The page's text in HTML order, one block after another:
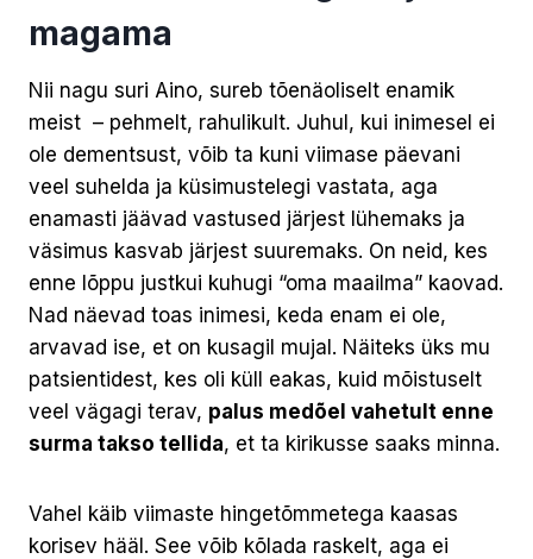
magama
Nii nagu suri Aino, sureb tõenäoliselt enamik
meist – pehmelt, rahulikult. Juhul, kui inimesel ei
ole dementsust, võib ta kuni viimase päevani
veel suhelda ja küsimustelegi vastata, aga
enamasti jäävad vastused järjest lühemaks ja
väsimus kasvab järjest suuremaks. On neid, kes
enne lõppu justkui kuhugi “oma maailma” kaovad.
Nad näevad toas inimesi, keda enam ei ole,
arvavad ise, et on kusagil mujal. Näiteks üks mu
patsientidest, kes oli küll eakas, kuid mõistuselt
veel vägagi terav, palus medõel vahetult enne
surma takso tellida, et ta kirikusse saaks minna.
Vahel käib viimaste hingetõmmetega kaasas
korisev hääl. See võib kõlada raskelt, aga ei